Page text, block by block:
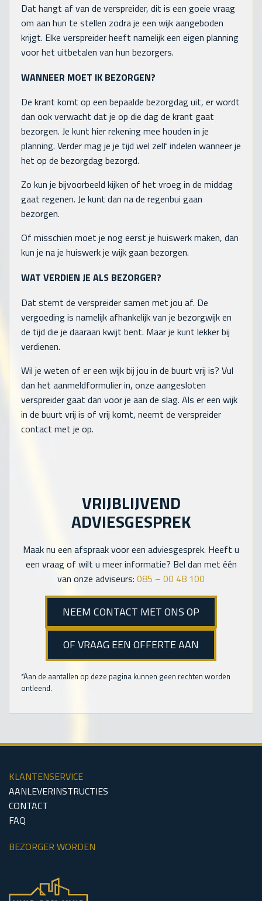
Dat hangt af van de verspreider, dit is een goeie vraag
om aan hun te stellen zodra je een wijk aangeboden
krijgt. Elke verspreider heeft namelijk een eigen planning
voor het uitbetalen van hun bezorgers.
WANNEER MOET IK BEZORGEN?
De krant komt op een bepaalde bezorgdag uit, er wordt
dan ook verwacht dat je op die dag de krant gaat
bezorgen. Je kunt hier rekening mee houden in je
planning. Verder mag je je tijd wel zelf indelen wanneer je
het op de bezorgdag bezorgd.
Zo kun je bijvoorbeeld kijken of het vroeg in de middag
gaat regenen. Je kunt dan na de regenbui gaan
bezorgen.
Of misschien moet je nog eerst je huiswerk maken, dan
kun je na je huiswerk je wijk gaan bezorgen.
WAT VERDIEN JE ALS BEZORGER?
Dat stemt de verspreider samen met jou af. De
vergoeding is namelijk afhankelijk van je bezorgwijk en
de tijd die je daaraan kwijt bent. Maar je kunt lekker bij
verdienen.
Wil je weten of er een wijk bij jou in de buurt vrij is? Vul
dan het aanmeldformulier in, onze aangesloten
verspreider gaat dan voor je aan de slag. Als er een wijk
in de buurt vrij is of vrij komt, neemt de verspreider
contact met je op.
VRIJBLIJVEND
ADVIESGESPREK
Maak nu een afspraak voor een adviesgesprek. Heeft u
een vraag of wilt u meer informatie? Bel dan met één
van onze adviseurs: 085 – 00 48 100
NEEM CONTACT MET ONS OP
OF VRAAG EEN OFFERTE AAN
*Aan de aantallen op deze pagina kunnen geen rechten worden
ontleend.
KLANTENSERVICE
AANLEVERINSTRUCTIES
CONTACT
FAQ
BEZORGER WORDEN